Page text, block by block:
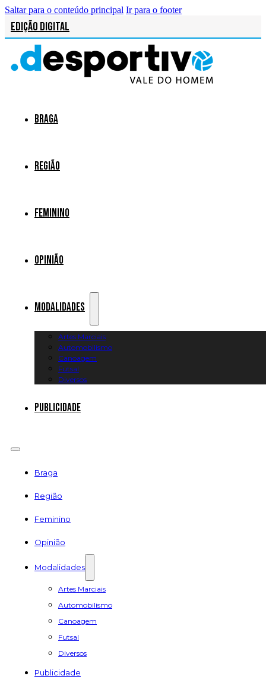
Saltar para o conteúdo principal Ir para o footer
Edição Digital
Braga
Região
Feminino
Opinião
Modalidades
Artes Marciais
Automobilismo
Canoagem
Futsal
Diversos
Publicidade
Braga
Região
Feminino
Opinião
Modalidades
Artes Marciais
Automobilismo
Canoagem
Futsal
Diversos
Publicidade